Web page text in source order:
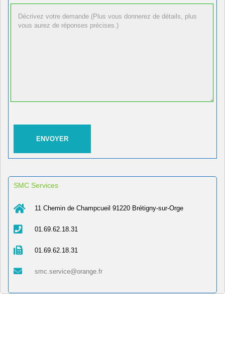
SMC Services
11 Chemin de Champcueil 91220 Brétigny-sur-Orge
01.69.62.18.31
01.69.62.18.31
smc.service@orange.fr